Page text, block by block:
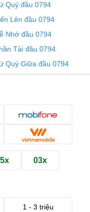
Quý đầu 0794
Lên đầu 0794
Nhớ đầu 0794
Tài đầu 0794
Quý Giữa đầu 0794
03x
1 - 3 triệu